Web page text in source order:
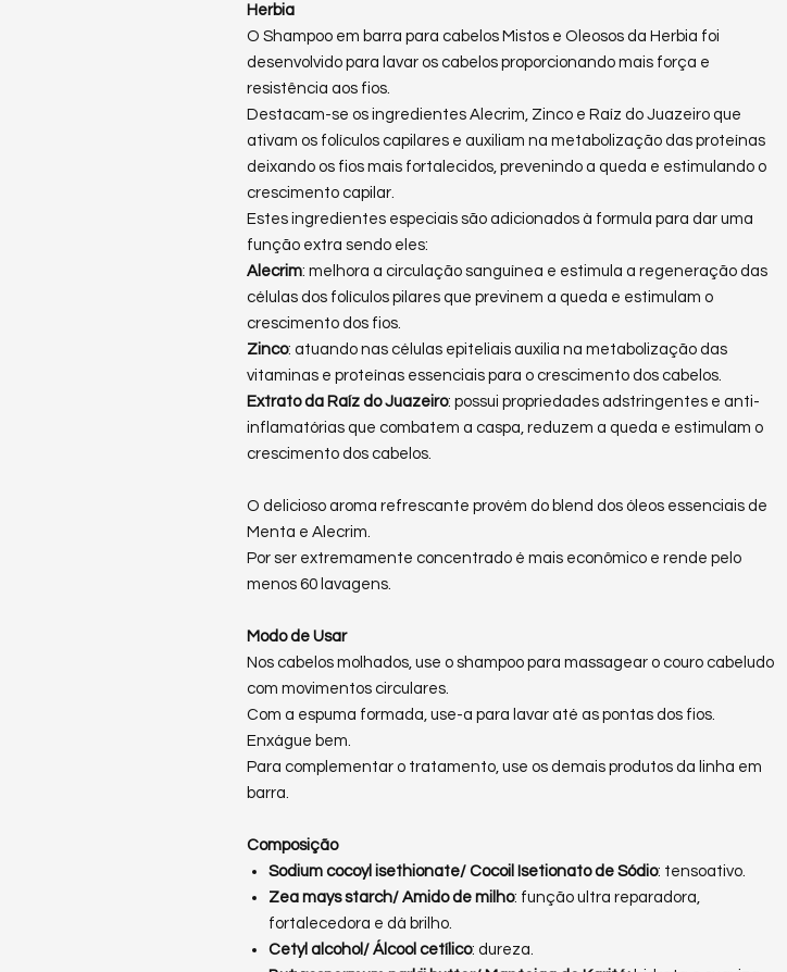
Herbia
O Shampoo em barra para cabelos Mistos e Oleosos da Herbia foi
desenvolvido para lavar os cabelos proporcionando mais força e
resistência aos fios.
Destacam-se os ingredientes Alecrim, Zinco e Raíz do Juazeiro que
ativam os folículos capilares e auxiliam na metabolização das proteínas
deixando os fios mais fortalecidos, prevenindo a queda e estimulando o
crescimento capilar.
Estes ingredientes especiais são adicionados à formula para dar uma
função extra sendo eles:
Alecrim: melhora a circulação sanguínea e estimula a regeneração das
células dos folículos pilares que previnem a queda e estimulam o
crescimento dos fios.
Zinco: atuando nas células epiteliais auxilia na metabolização das
vitaminas e proteínas essenciais para o crescimento dos cabelos.
Extrato da Raíz do Juazeiro: possui propriedades adstringentes e anti-
inflamatórias que combatem a caspa, reduzem a queda e estimulam o
crescimento dos cabelos.
O delicioso aroma refrescante provém do blend dos óleos essenciais de
Menta e Alecrim.
Por ser extremamente concentrado é mais econômico e rende pelo
menos 60 lavagens.
Modo de Usar
Nos cabelos molhados, use o shampoo para massagear o couro cabeludo
com movimentos circulares.
Com a espuma formada, use-a para lavar até as pontas dos fios.
Enxágue bem.
Para complementar o tratamento, use os demais produtos da linha em
barra.
Composição
Sodium cocoyl isethionate/ Cocoil Isetionato de Sódio: tensoativo.
Zea mays starch/ Amido de milho: função ultra reparadora,
fortalecedora e dá brilho.
Cetyl alcohol/ Álcool cetílico: dureza.